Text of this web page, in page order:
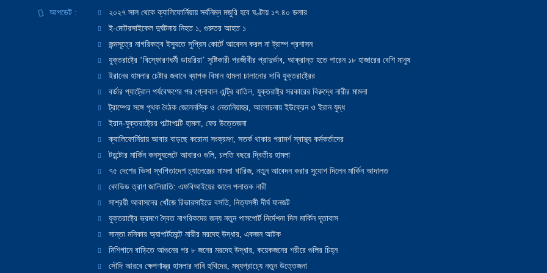
আপডেট :
২০২৭ সাল থেকে ক্যালিফোর্নিয়ায় সর্বনিম্ন মজুরি হবে ঘণ্টায় ১৭.৪০ ডলার
ই-মোটরসাইকেল দুর্ঘটনায় নিহত ১, গুরুতর আহত ১
জন্মসূত্রে নাগরিকত্ব ইস্যুতে সুপ্রিম কোর্টে আবেদন করল না ট্রাম্প প্রশাসন
যুক্তরাষ্ট্রে ‘বিস্ফোরণধর্মী ডায়রিয়া’ সৃষ্টিকারী পরজীবীর প্রাদুর্ভাব, আক্রান্ত হতে পারেন ১৮ হাজারের বেশি মানুষ
ইরানের হামলার চেষ্টার জবাবে ব্যাপক বিমান হামলা চালানোর দাবি যুক্তরাষ্ট্রের
বর্ডার প্যাট্রোল পর্যবেক্ষণের পর গ্লোবাল এন্ট্রি বাতিল, যুক্তরাষ্ট্র সরকারের বিরুদ্ধে নারীর মামলা
ট্রাম্পের সঙ্গে পৃথক বৈঠক জেলেনস্কি ও নেতানিয়াহুর, আলোচনায় ইউক্রেন ও ইরান যুদ্ধ
ইরান-যুক্তরাষ্ট্রের পাল্টাপাল্টি হামলা, ফের উত্তেজনা
ক্যালিফোর্নিয়ায় আবার বাড়ছে করোনা সংক্রমণ, সতর্ক থাকার পরামর্শ স্বাস্থ্য কর্মকর্তাদের
টরন্টোর মার্কিন কনস্যুলেটে আবারও গুলি, চলতি বছরে দ্বিতীয় হামলা
৭৫ দেশের ভিসা স্থগিতাদেশ চ্যালেঞ্জের মামলা খারিজ, নতুন আবেদন করার সুযোগ দিলেন মার্কিন আদালত
কোভিড ত্রাণ জালিয়াতি: এফবিআইয়ের জালে পলাতক নারী
সাশ্রয়ী আবাসনের খোঁজে রিভারসাইডে বসতি, নিত্যসঙ্গী দীর্ঘ যানজট
যুক্তরাষ্ট্রে ভ্রমণে দ্বৈত নাগরিকদের জন্য নতুন পাসপোর্ট নির্দেশনা দিল মার্কিন দূতাবাস
সান্তা মনিকার অ্যাপার্টমেন্টে নারীর মরদেহ উদ্ধার, একজন আটক
মিশিগানে বাড়িতে আগুনের পর ৮ জনের মরদেহ উদ্ধার, কয়েকজনের শরীরে গুলির চিহ্ন
সৌদি আরবে ক্ষেপণাস্ত্র হামলার দাবি হুথিদের, মধ্যপ্রাচ্যে নতুন উত্তেজনা